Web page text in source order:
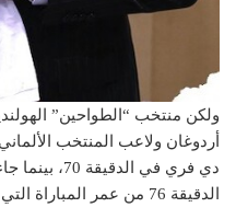
ولكن منتخب “الطواحين”
أردوغان ولاعب المنتخب
دي فري في
الدقيقة 76 من عمر المباراة التي جرت على الملعب الأولمبي بالعاصمة برلين.